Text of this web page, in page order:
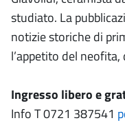
studiato. La
notizie storiche di
l’appetito del
Ingresso libero e
Info T 0721 387541